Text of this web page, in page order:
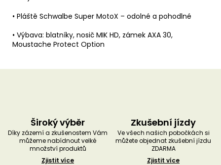
• Pláště Schwalbe Super MotoX – odolné a pohodlné
• Výbava: blatníky, nosič MIK HD, zámek AXA 30,
Moustache Protect Option
Široký výběr
Díky zázemí a zkušenostem Vám
můžeme nabídnout velké
množství produktů
Zjistit více
Zkušební jízdy
Ve všech našich pobočkách si
můžete objednat zkušební jízdu
ZDARMA
Zjistit více